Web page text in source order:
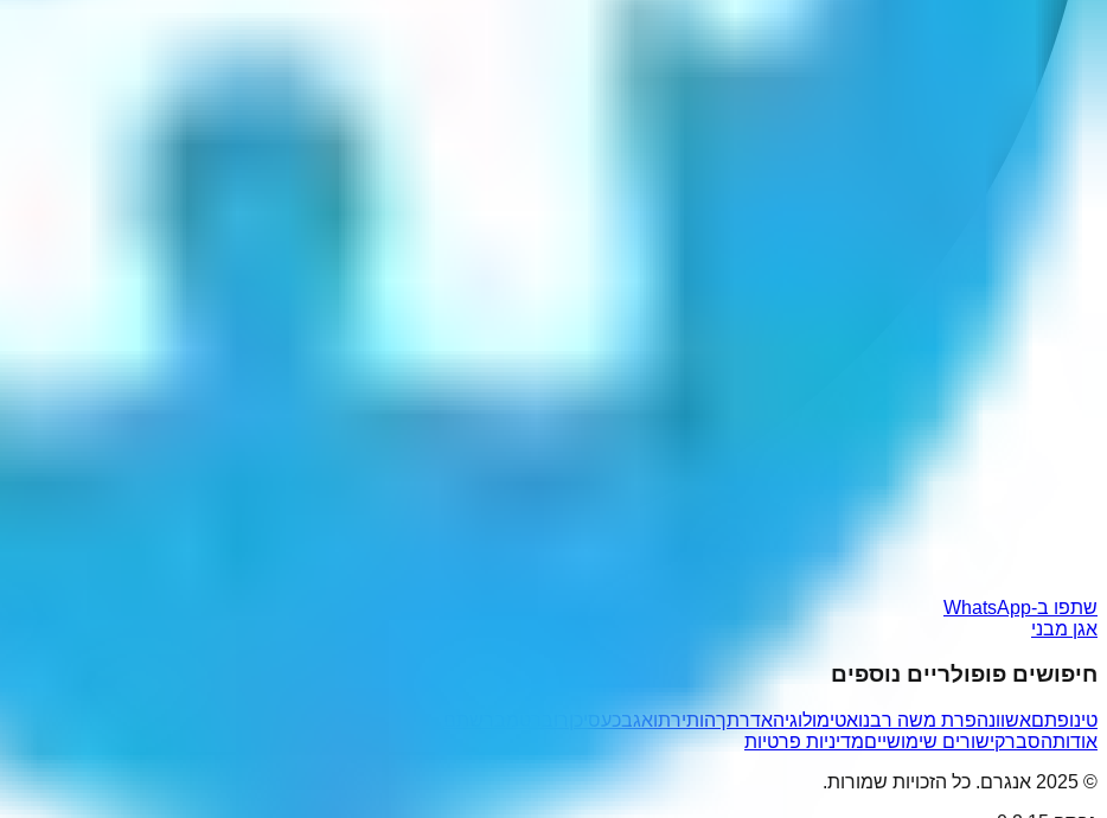
שתפו ב-WhatsApp
אגן מבני
חיפושים פופולריים נוספים
טינופתםאשוונהפרת משה רבנואטימולוגיהאדרתךהותירתואגבכעסיכן
אודותהסברקישורים שימושייםמדיניות פרטיות
© 2025 אנגרם. כל הזכויות שמורות.